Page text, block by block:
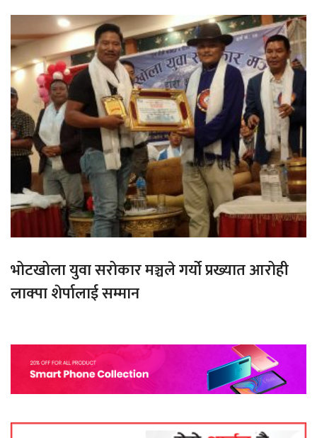
भोटखोला युवा सरोकार मञ्चले गर्यो प्रख्यात आरोही
लाक्पा शेर्पालाई सम्मान